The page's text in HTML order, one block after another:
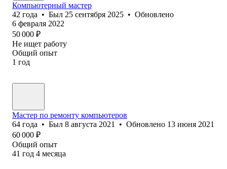
Компьютерный мастер
42 года • Был 25 сентября 2025 • Обновлено
6 февраля 2022
50 000 ₽
Не ищет работу
Общий опыт
1 год
Мастер по ремонту компьютеров
64 года • Был 8 августа 2021 • Обновлено 13 июня 2021
60 000 ₽
Общий опыт
41 год 4 месяца